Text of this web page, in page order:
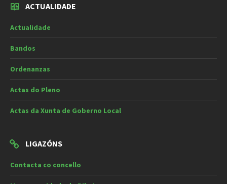
ACTUALIDADE
Actualidade
Bandos
Ordenanzas
Actas do Pleno
Actas da Xunta de Goberno Local
LIGAZÓNS
Contacta co concello